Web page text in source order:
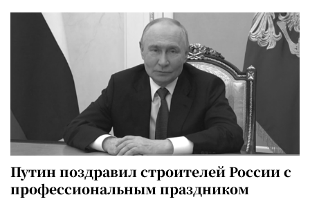
Путин поздравил строителей России с
профессиональным праздником